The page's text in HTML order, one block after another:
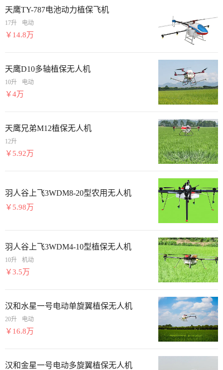
天鹰TY-787电池动力植保飞机
17升 电动
￥14.8万
天鹰D10多轴植保无人机
10升 电动
￥4万
天鹰兄弟M12植保无人机
12升
￥5.92万
羽人谷上飞3WDM8-20型农用无人机
￥5.98万
羽人谷上飞3WDM4-10型植保无人机
10升 机动
￥3.5万
汉和水星一号电动单旋翼植保无人机
20升 电动
￥16.8万
汉和金星一号电动多旋翼植保无人机